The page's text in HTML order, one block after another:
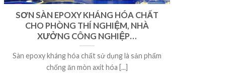
SƠN SÀN EPOXY KHÁNG HÓA CHẤT
CHO PHÒNG THÍ NGHIỆM, NHÀ
XƯỞNG CÔNG NGHIỆP…
Sàn epoxy kháng hóa chất sử dụng là sản phẩm
chống ăn mòn axit hóa [...]